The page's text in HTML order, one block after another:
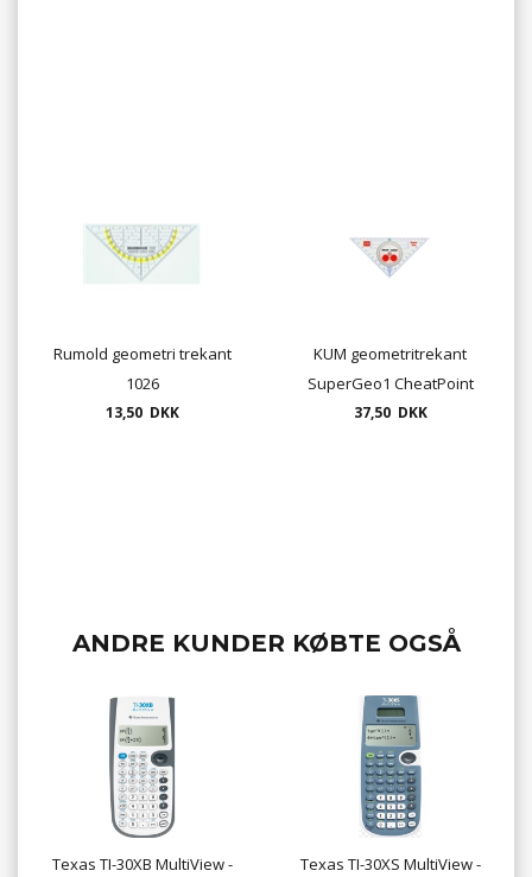
Rumold geometri trekant
1026
13,50 DKK
KUM geometritrekant
SuperGeo1 CheatPoint
37,50 DKK
ANDRE KUNDER KØBTE OGSÅ
Texas TI-30XB MultiView -
Texas TI-30XS MultiView -